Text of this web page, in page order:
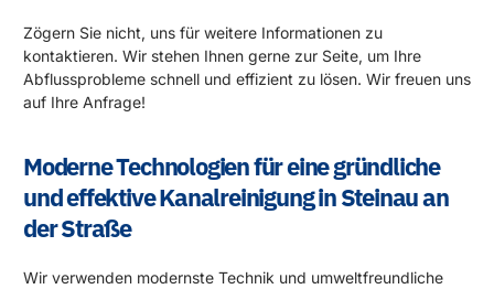
Zögern Sie nicht, uns für weitere Informationen zu
kontaktieren. Wir stehen Ihnen gerne zur Seite, um Ihre
Abflussprobleme schnell und effizient zu lösen. Wir freuen uns
auf Ihre Anfrage!
Moderne Technologien für eine gründliche
und effektive Kanalreinigung in Steinau an
der Straße
Wir verwenden modernste Technik und umweltfreundliche